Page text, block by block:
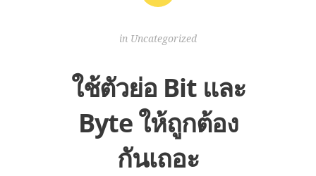
in Uncategorized
ใช้ตัวย่อ Bit และ
Byte ให้ถูกต้อง
กันเถอะ